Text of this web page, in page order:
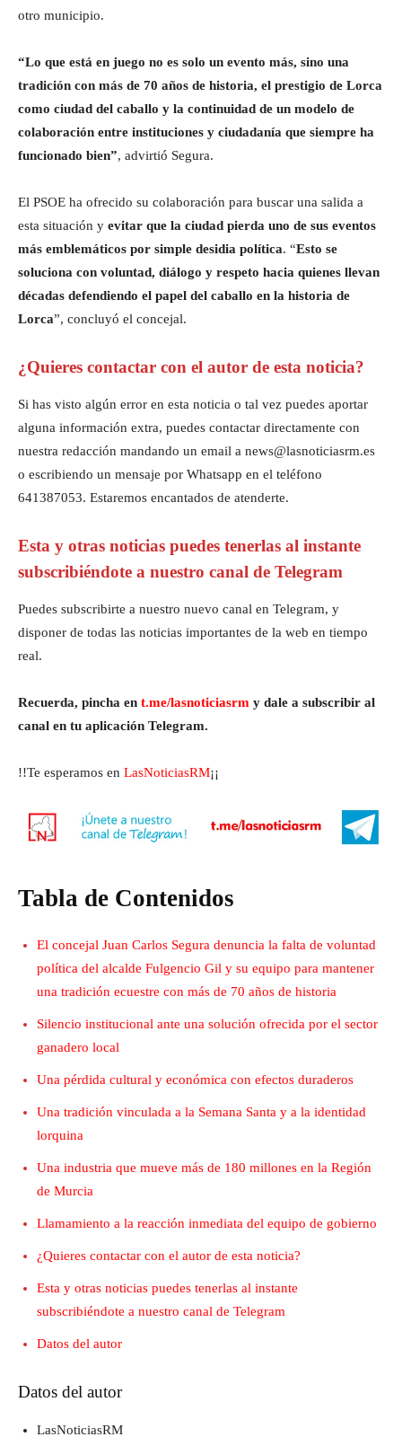
otro municipio.
“Lo que está en juego no es solo un evento más, sino una
tradición con más de 70 años de historia, el prestigio de Lorca
como ciudad del caballo y la continuidad de un modelo de
colaboración entre instituciones y ciudadanía que siempre ha
funcionado bien”, advirtió Segura.
El PSOE ha ofrecido su colaboración para buscar una salida a
esta situación y evitar que la ciudad pierda uno de sus eventos
más emblemáticos por simple desidia política. “Esto se
soluciona con voluntad, diálogo y respeto hacia quienes llevan
décadas defendiendo el papel del caballo en la historia de
Lorca”, concluyó el concejal.
¿Quieres contactar con el autor de esta noticia?
Si has visto algún error en esta noticia o tal vez puedes aportar
alguna información extra, puedes contactar directamente con
nuestra redacción mandando un email a news@lasnoticiasrm.es
o escribiendo un mensaje por Whatsapp en el teléfono
641387053. Estaremos encantados de atenderte.
Esta y otras noticias puedes tenerlas al instante
subscribiéndote a nuestro canal de Telegram
Puedes subscribirte a nuestro nuevo canal en Telegram, y
disponer de todas las noticias importantes de la web en tiempo
real.
Recuerda, pincha en t.me/lasnoticiasrm y dale a subscribir al
canal en tu aplicación Telegram.
!!Te esperamos en LasNoticiasRM¡¡
Tabla de Contenidos
El concejal Juan Carlos Segura denuncia la falta de voluntad
política del alcalde Fulgencio Gil y su equipo para mantener
una tradición ecuestre con más de 70 años de historia
Silencio institucional ante una solución ofrecida por el sector
ganadero local
Una pérdida cultural y económica con efectos duraderos
Una tradición vinculada a la Semana Santa y a la identidad
lorquina
Una industria que mueve más de 180 millones en la Región
de Murcia
Llamamiento a la reacción inmediata del equipo de gobierno
¿Quieres contactar con el autor de esta noticia?
Esta y otras noticias puedes tenerlas al instante
subscribiéndote a nuestro canal de Telegram
Datos del autor
Datos del autor
LasNoticiasRM